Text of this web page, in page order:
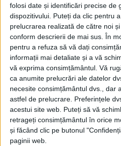
folosi date și identificări precise de
dispozitivului. Puteți da clic pentru
prelucrarea realizată de către noi
conform descrierii de mai sus. În
pentru a refuza să vă dați
informații mai detaliate și a vă
vă exprima consimțământul. Vă
ca anumite prelucrări ale datelor
necesite consimțământul dvs., dar
astfel de prelucrare. Preferințele
acestui site web. Puteți să vă
retrageți consimțământul în orice
și făcând clic pe butonul
paginii web.
Etichetă: Griezmann
Je suis Karim!